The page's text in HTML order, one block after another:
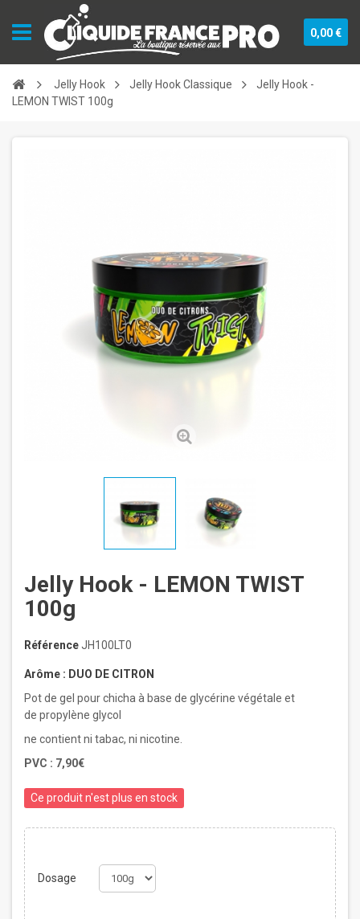
0,00 €
Jelly Hook Jelly Hook Classique
Jelly Hook -
LEMON TWIST 100g
Jelly Hook - LEMON TWIST
100g
RéférenceJH100LT0
Arôme : DUO DE CITRON
Pot de gel pour chicha à base de glycérine végétale et
de propylène glycol
ne contient ni tabac, ni nicotine.
PVC : 7,90€
Ce produit n'est plus en stock
Dosage